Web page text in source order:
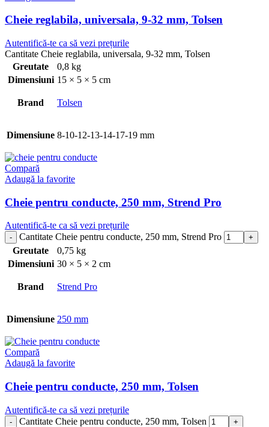
Cheie reglabila, universala, 9-32 mm, Tolsen
Autentifică-te ca să vezi prețurile
Cantitate Cheie reglabila, universala, 9-32 mm, Tolsen
Greutate
0,8 kg
Dimensiuni 15 × 5 × 5 cm
Brand Tolsen
Dimensiune 8-10-12-13-14-17-19 mm
Compară
Adaugă la favorite
Cheie pentru conducte, 250 mm, Strend Pro
Autentifică-te ca să vezi prețurile
Cantitate Cheie pentru conducte, 250 mm, Strend Pro
Greutate
0,75 kg
Dimensiuni 30 × 5 × 2 cm
Brand Strend Pro
Dimensiune 250 mm
Compară
Adaugă la favorite
Cheie pentru conducte, 250 mm, Tolsen
Autentifică-te ca să vezi prețurile
Cantitate Cheie pentru conducte, 250 mm, Tolsen